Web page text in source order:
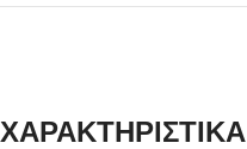
ΧΑΡΑΚΤΗΡΙΣΤΙΚΑ